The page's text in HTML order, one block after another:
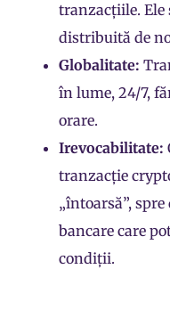
tranzacțiile. Ele
distribuită de
Globalitate:
în lume, 24/7,
orare.
Irevocabilitate:
tranzacție
„întoarsă”,
bancare care
condiții.